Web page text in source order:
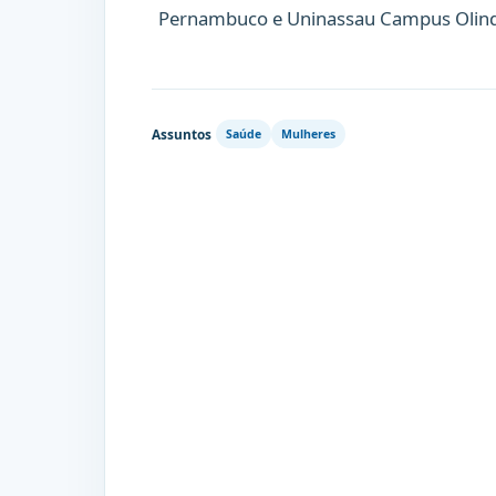
Pernambuco e Uninassau Campus
Assuntos Saúde Mulheres